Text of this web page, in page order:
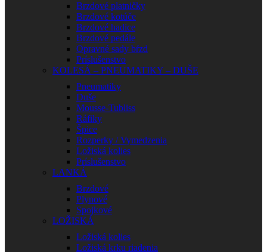
Brzdové platničky
Brzdové kotúče
Brzdové hadice
Brzdové pedále
Opravné sady bŕzd
Príslušenstvo
KOLESÁ – PNEUMATIKY – DUŠE
Pneumatiky
Duše
Mousse-Tubliss
Ráfiky
Špice
Rozperky / Vymedzenia
Ložiská kolies
Príslušenstvo
LANKÁ
Brzdové
Plynové
Spojkové
LOŽISKÁ
Ložiská kolies
Ložiská krku riadenia